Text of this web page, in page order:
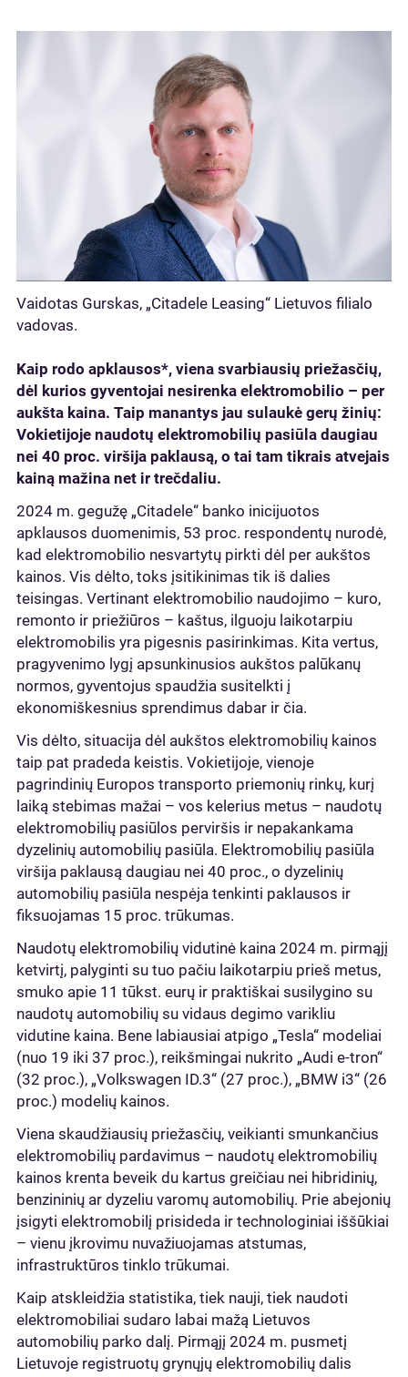
Vaidotas Gurskas, „Citadele Leasing“ Lietuvos filialo
vadovas.
Kaip rodo apklausos*, viena svarbiausių priežasčių,
dėl kurios gyventojai nesirenka elektromobilio – per
aukšta kaina. Taip manantys jau sulaukė gerų žinių:
Vokietijoje naudotų elektromobilių pasiūla daugiau
nei 40 proc. viršija paklausą, o tai tam tikrais atvejais
kainą mažina net ir trečdaliu.
2024 m. gegužę „Citadele“ banko inicijuotos
apklausos duomenimis, 53 proc. respondentų nurodė,
kad elektromobilio nesvartytų pirkti dėl per aukštos
kainos. Vis dėlto, toks įsitikinimas tik iš dalies
teisingas. Vertinant elektromobilio naudojimo – kuro,
remonto ir priežiūros – kaštus, ilguoju laikotarpiu
elektromobilis yra pigesnis pasirinkimas. Kita vertus,
pragyvenimo lygį apsunkinusios aukštos palūkanų
normos, gyventojus spaudžia susitelkti į
ekonomiškesnius sprendimus dabar ir čia.
Vis dėlto, situacija dėl aukštos elektromobilių kainos
taip pat pradeda keistis. Vokietijoje, vienoje
pagrindinių Europos transporto priemonių rinkų, kurį
laiką stebimas mažai – vos kelerius metus – naudotų
elektromobilių pasiūlos perviršis ir nepakankama
dyzelinių automobilių pasiūla. Elektromobilių pasiūla
viršija paklausą daugiau nei 40 proc., o dyzelinių
automobilių pasiūla nespėja tenkinti paklausos ir
fiksuojamas 15 proc. trūkumas.
Naudotų elektromobilių vidutinė kaina 2024 m. pirmąjį
ketvirtį, palyginti su tuo pačiu laikotarpiu prieš metus,
smuko apie 11 tūkst. eurų ir praktiškai susilygino su
naudotų automobilių su vidaus degimo varikliu
vidutine kaina. Bene labiausiai atpigo „Tesla“ modeliai
(nuo 19 iki 37 proc.), reikšmingai nukrito „Audi e-tron“
(32 proc.), „Volkswagen ID.3“ (27 proc.), „BMW i3“ (26
proc.) modelių kainos.
Viena skaudžiausių priežasčių, veikianti smunkančius
elektromobilių pardavimus – naudotų elektromobilių
kainos krenta beveik du kartus greičiau nei hibridinių,
benzininių ar dyzeliu varomų automobilių. Prie abejonių
įsigyti elektromobilį prisideda ir technologiniai iššūkiai
– vienu įkrovimu nuvažiuojamas atstumas,
infrastruktūros tinklo trūkumai.
Kaip atskleidžia statistika, tiek nauji, tiek naudoti
elektromobiliai sudaro labai mažą Lietuvos
automobilių parko dalį. Pirmąjį 2024 m. pusmetį
Lietuvoje registruotų grynųjų elektromobilių dalis